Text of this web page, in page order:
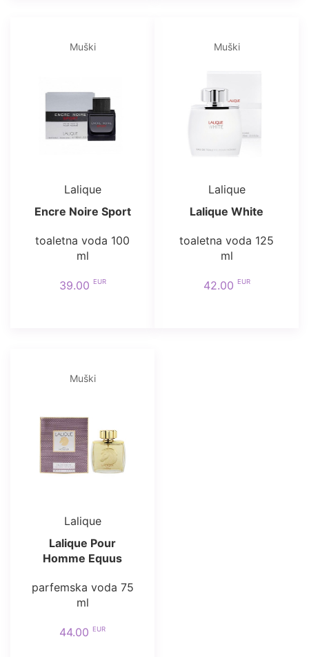
Muški
Lalique
Encre Noire Sport
toaletna voda 100
ml
39.00 EUR
Muški
Lalique
Lalique White
toaletna voda 125
ml
42.00 EUR
Muški
Lalique
Lalique Pour
Homme Equus
parfemska voda 75
ml
44.00 EUR